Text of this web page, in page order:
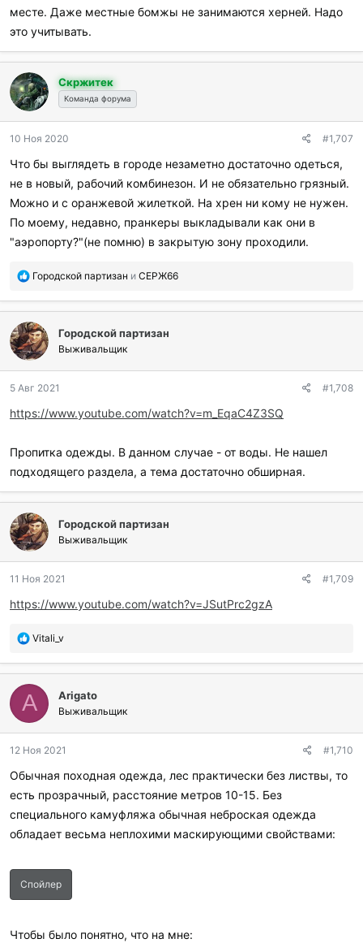
месте. Даже местные бомжы не занимаются херней. Надо
это учитывать.
Скржитек
Команда форума
10 Ноя 2020 #1,707
Что бы выглядеть в городе незаметно достаточно одеться,
не в новый, рабочий комбинезон. И не обязательно грязный.
Можно и с оранжевой жилеткой. На хрен ни кому не нужен.
По моему, недавно, пранкеры выкладывали как они в
"аэропорту?"(не помню) в закрытую зону проходили.
П
б
а
г
о
а
и
и
Городской партизан и СЕРЖ66
Городской партизан
Выживальщик
5 Авг 2021 #1,708
https://www.youtube.com/watch?v=m_EqaC4Z3SQ
Пропитка одежды. В данном случае - от воды. Не нашел
подходящего раздела, а тема достаточно обширная.
Городской партизан
Выживальщик
11 Ноя 2021 #1,709
https://www.youtube.com/watch?v=JSutPrc2gzA
П
б
а
г
о
а
и
л
и
Vitali_v
A Arigato
Выживальщик
12 Ноя 2021 #1,710
Обычная походная одежда, лес практически без листвы, то
есть прозрачный, расстояние метров 10-15. Без
специального камуфляжа обычная неброская одежда
обладает весьма неплохими маскирующими свойствами:
Спойлер
Чтобы было понятно, что на мне: